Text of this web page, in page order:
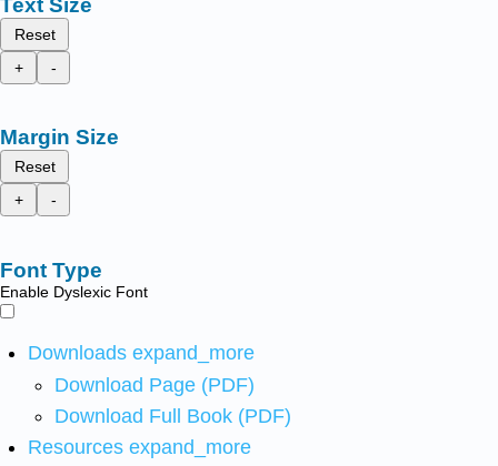
Text Size
Reset
+
-
Margin Size
Reset
+
-
Font Type
Enable Dyslexic Font
Downloads expand_more
Download Page (PDF)
Download Full Book (PDF)
Resources expand_more